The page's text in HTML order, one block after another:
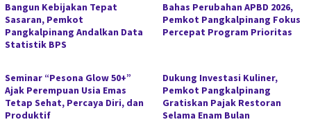
Bangun Kebijakan Tepat
Sasaran, Pemkot
Pangkalpinang Andalkan Data
Statistik BPS
Bahas Perubahan APBD 2026,
Pemkot Pangkalpinang Fokus
Percepat Program Prioritas
Seminar “Pesona Glow 50+”
Ajak Perempuan Usia Emas
Tetap Sehat, Percaya Diri, dan
Produktif
Dukung Investasi Kuliner,
Pemkot Pangkalpinang
Gratiskan Pajak Restoran
Selama Enam Bulan